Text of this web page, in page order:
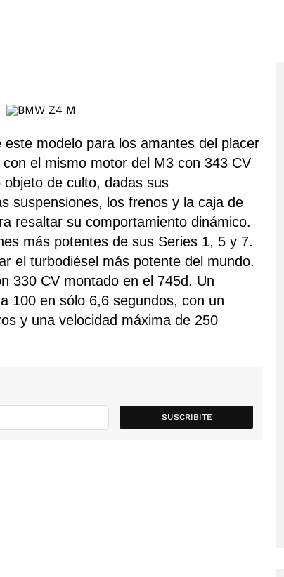
modelo para los amantes del placer
el mismo motor del M3 con 343 CV
de culto, dadas sus
suspensiones, los frenos y la caja de
resaltar su comportamiento dinámico.
más potentes de sus Series 1, 5 y 7.
el turbodiésel más potente del mundo.
330 CV montado en el 745d. Un
100 en sólo 6,6 segundos, con un
y una velocidad máxima de 250
SUSCRIBITE